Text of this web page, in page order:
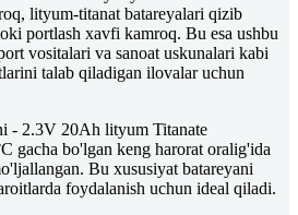
lityum-titanat batareyalari qizib
portlash xavfi kamroq. Bu esa ushbu
vositalari va sanoat uskunalari kabi
talab qiladigan ilovalar uchun
- 2.3V 20Ah lityum Titanate
gacha bo'lgan keng harorat oralig'ida
Bu xususiyat batareyani
foydalanish uchun ideal qiladi.